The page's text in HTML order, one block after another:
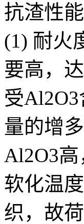
抗渣性
(1) 耐火
要高，
受
量的增
Al2O3
软化温
织，故